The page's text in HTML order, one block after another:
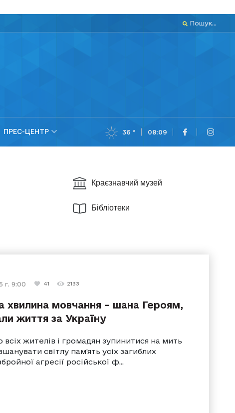
Пошук...
ПРЕС-ЦЕНТР 36 ° 08:09
Краєзнавчий музей
Бібліотеки
23 травня 2025 г. 11:10
г. 9:00 41 2133
хвилина мовчання – шана Героям,
життя за Україну
всіх жителів і громадян зупинитися на мить
світлу пам’ять усіх загиблих
агресії російської ф...
27 травня 2023 г. 9:35
18 березня 2023 г. 11:08
25 лютого 2023 г. 11:00